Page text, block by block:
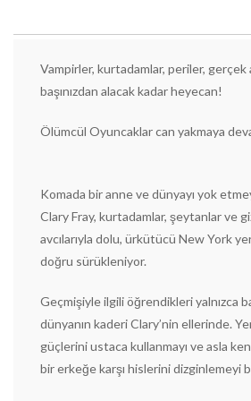
Vampirler, kurtadamlar, periler, gerçek
başınızdan alacak kadar heyecan!
Ölümcül Oyuncaklar can yakmaya
Komada bir anne ve dünyayı yok
Clary Fray, kurtadamlar, şeytanlar ve
avcılarıyla dolu, ürkütücü New York
doğru sürükleniyor.
Geçmişiyle ilgili öğrendikleri yalnızca
dünyanın kaderi Clary’nin ellerinde.
güçlerini ustaca kullanmayı ve asla
bir erkeğe karşı hislerini dizginlemeyi